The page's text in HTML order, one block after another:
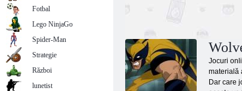
Jocuri
materială
Dar care
Fotbal
Lego NinjaGo
Spider-Man
Strategie
Război
lunetist